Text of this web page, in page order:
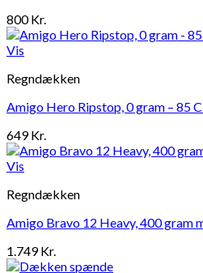
800Kr.
Vis
Regndækken
Amigo Hero Ripstop, 0 gram – 85
649Kr.
Vis
Regndækken
Amigo Bravo 12 Heavy, 400 gram
1.749Kr.